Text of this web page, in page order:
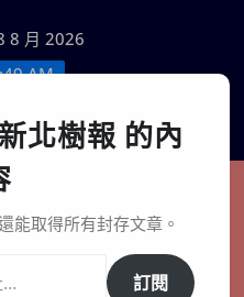
8 月 2026
AM
報
結、創生
北樹報 的內
能取得所有封存文章。
訂閱